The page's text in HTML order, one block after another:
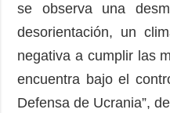
se observa una
desorientación, un
negativa a cumplir las
encuentra bajo el
Defensa de Ucrania”,